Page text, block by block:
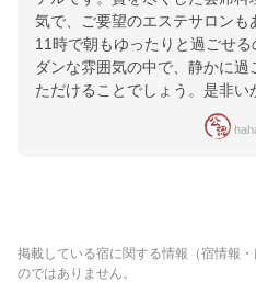
気で、ご要望のエステサロン
11時で朝もゆったりと過ごせ
ダンな雰囲気の中で、静かに
ただけることでしょう。是非い
掲載している宿に関する情報（宿情報
のではありません。